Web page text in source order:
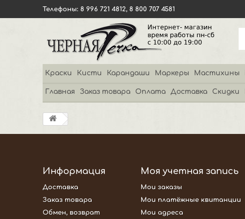
Телефоны: 8 996 721 4812, 8 800 707 4581
Краски Кисти Карандаши Маркеры Мастихины
Главная Заказ товара Оплата Доставка Скидки
Информация
Доставка
Заказ товара
Обмен, возврат
Моя учетная запись
Мои заказы
Мои платёжные квитанции
Мои адреса